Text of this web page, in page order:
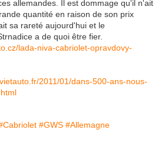
allemandes. Il est dommage qu'il n'ait
quantité en raison de son prix
sa rareté aujourd'hui et le
a de quoi être fier.
lada-niva-cabriolet-opravdovy-
2011/01/dans-500-ans-nous-
#GWS #Allemagne